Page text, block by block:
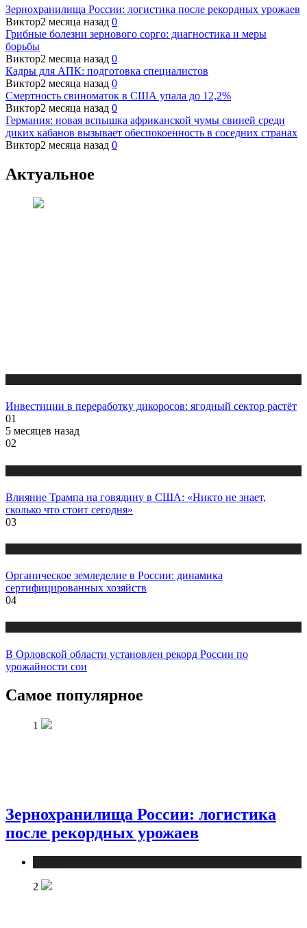
Зернохранилища России: логистика после рекордных урожаев
Виктор2 месяца назад 0
Грибные болезни зернового сорго: диагностика и меры
борьбы
Виктор2 месяца назад 0
Кадры для АПК: подготовка специалистов
Виктор2 месяца назад 0
Смертность свиноматок в США упала до 12,2%
Виктор2 месяца назад 0
Германия: новая вспышка африканской чумы свиней среди
диких кабанов вызывает обеспокоенность в соседних странах
Виктор2 месяца назад 0
Актуальное
Инвестиции в переработку дикоросов: ягодный сектор растёт
01
5 месяцев назад
02
Влияние Трампа на говядину в США: «Никто не знает,
сколько что стоит сегодня»
03
Органическое земледелие в России: динамика
сертифицированных хозяйств
04
В Орловской области установлен рекорд России по
урожайности сои
Самое популярное
1
Зернохранилища России: логистика
после рекордных урожаев
2